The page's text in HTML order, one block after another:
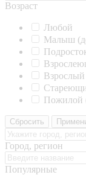
Возраст
Любой
Малыш
Взрослый
Пожилой
Сбросить
Город, регион
Популярные